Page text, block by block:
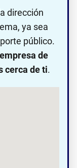
dirección
ya sea
público.
empresa de
cerca de ti.